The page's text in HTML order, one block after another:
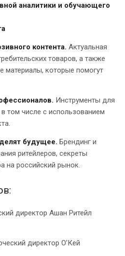
аналитики и обучающего
контента. Актуальная
товаров, а также
материалы, которые помогут
Инструменты для
том числе с использованием
будущее. Брендинг и
ритейлеров, секреты
на российский рынок.
директор Ашан Ритейл
директор О’Кей